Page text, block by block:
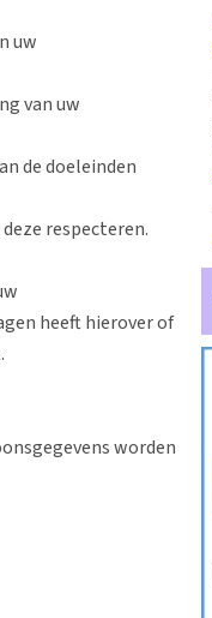
uw
van uw
de doeleinden
respecteren.
heeft hierover of
worden